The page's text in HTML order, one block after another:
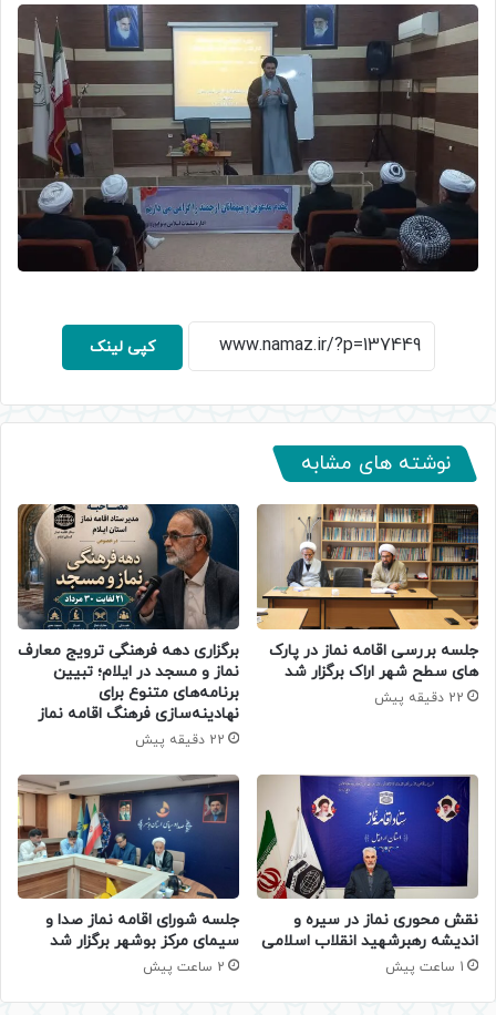
کپی لینک
نوشته های مشابه
جلسه بررسی اقامه نماز در پارک
های سطح شهر اراک برگزار شد
22 دقیقه پیش
برگزاری دهه فرهنگی ترویج معارف
نماز و مسجد در ایلام؛ تبیین
برنامه‌های متنوع برای
نهادینه‌سازی فرهنگ اقامه نماز
22 دقیقه پیش
نقش محوری نماز در سیره و
اندیشه رهبرشهید انقلاب اسلامی
1 ساعت پیش
جلسه شورای اقامه نماز صدا و
سیمای مرکز بوشهر برگزار شد
2 ساعت پیش